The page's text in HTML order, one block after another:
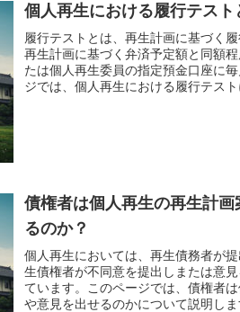
個人再生における履行テスト
履行テストとは、再生計画に基づく
再生計画に基づく弁済予定額と同額
たは個人再生委員の指定預金口座に
ジでは、個人再生における履行テスト
債権者は個人再生の再生計
るのか？
個人再生においては、再生債務者が
生債権者が不同意を提出しまたは意
ています。このページでは、債権者
や意見を出せるのかについて説明しま